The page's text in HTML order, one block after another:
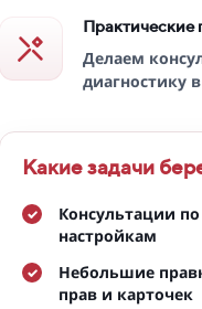
Практические
Делаем
диагностику
Какие задачи
Консультации
настройкам
Небольшие
прав и карточек